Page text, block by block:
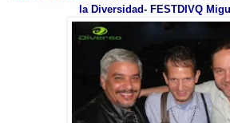
la Diversidad- FESTDIVQ